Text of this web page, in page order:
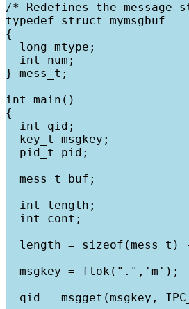
/* Redefines the message
typedef struct mymsgbuf
{
  long mtype;
  int num;
} mess_t;
int main()
{
  int qid;
  key_t msgkey;
  pid_t pid;
  mess_t buf;
  int length;
  int cont;
length = sizeof(mess_t)
  msgkey = ftok(".",'m');
qid = msgget(msgkey,